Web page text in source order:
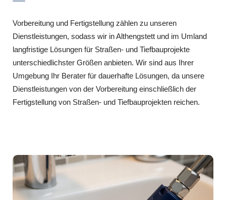
Vorbereitung und Fertigstellung zählen zu unseren
Dienstleistungen, sodass wir in Althengstett und im Umland
langfristige Lösungen für Straßen- und Tiefbauprojekte
unterschiedlichster Größen anbieten. Wir sind aus Ihrer
Umgebung Ihr Berater für dauerhafte Lösungen, da unsere
Dienstleistungen von der Vorbereitung einschließlich der
Fertigstellung von Straßen- und Tiefbauprojekten reichen.